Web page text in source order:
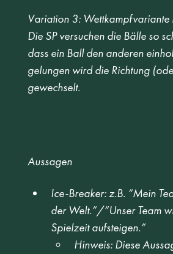
Variation 3: Wettkampfvariante
Die SP versuchen die Bälle so
dass ein Ball den anderen
gelungen wird die Richtung
gewechselt.
Aussagen
Ice-Breaker: z.B. “Mein
der Welt.”/”Unser Team
Spielzeit aufsteigen.”
Hinweis: Diese